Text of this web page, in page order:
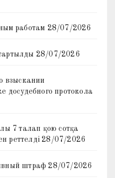
работам 28/07/2026
28/07/2026
взыскании
досудебного протокола
7 талап қою сотқа
реттелді 28/07/2026
штраф 28/07/2026